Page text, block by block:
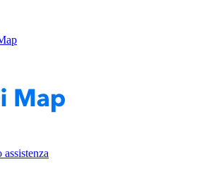
assistenza